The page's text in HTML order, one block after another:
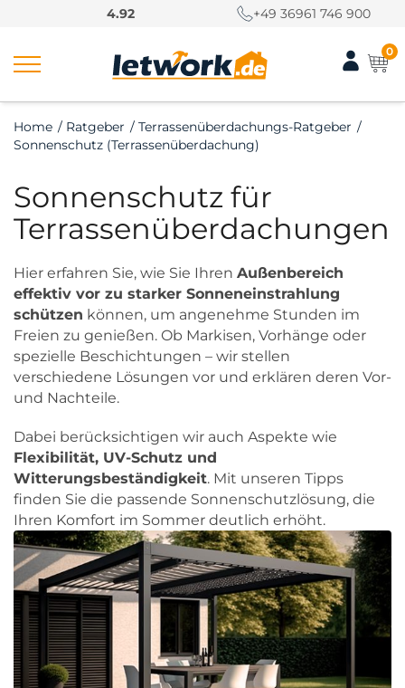
4.92 +49 36961 746 900
0
Home / Ratgeber / Terrassenüberdachungs-Ratgeber /
Sonnenschutz (Terrassenüberdachung)
Sonnenschutz für
Terrassenüberdachungen
Hier erfahren Sie, wie Sie Ihren Außenbereich
effektiv vor zu starker Sonneneinstrahlung
schützen können, um angenehme Stunden im
Freien zu genießen. Ob Markisen, Vorhänge oder
spezielle Beschichtungen – wir stellen
verschiedene Lösungen vor und erklären deren Vor-
und Nachteile.
Dabei berücksichtigen wir auch Aspekte wie
Flexibilität, UV-Schutz und
Witterungsbeständigkeit. Mit unseren Tipps
finden Sie die passende Sonnenschutzlösung, die
Ihren Komfort im Sommer deutlich erhöht.